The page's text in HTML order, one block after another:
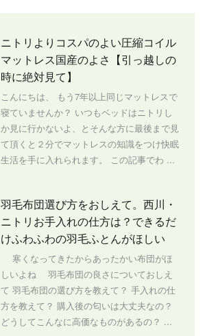
ニトリよりコスパのよい圧縮コイル
マットレス国産のよさ【引っ越しの
時に絶対見て】
こんにちは、 もう7年以上同じマットレスで
寝ていませんか？ いつもベッドはニトリし
か見に行かないよ、とそんな方に最後まで見
て頂くと２分でマットレスの知識をつけ快眠
生活を手に入れられます。 この記事でわ ...
羽毛布団選び方をおしえて。西川・
ニトリお手入れの仕方は？できるだ
けふわふわの羽毛ふとんがほしい
寒くなってきたからあったかい布団がほ
しいよね 羽毛布団の良さについておしえ
て 羽毛布団の選び方を教えて？ 手入れの仕
方を教えて？ 購入後の匂いは大丈夫なの？
どうしてこんなに高価なものがあるの？ ...